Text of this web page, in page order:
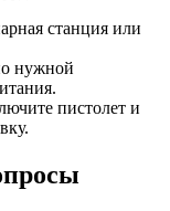
станция или
нужной
пистолет и